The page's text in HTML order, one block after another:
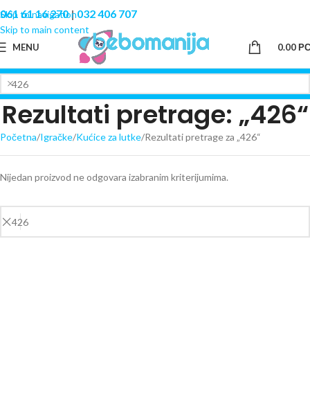
Skip to navigation
Skip to main content
061 61 16 270|032 406 707
MENU 0.00
Rezultati pretrage: „426“
Početna Igračke Kućice za lutke Rezultati pretrage za „426“
Nijedan proizvod ne odgovara izabranim kriterijumima.